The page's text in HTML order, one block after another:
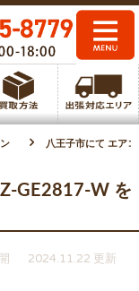
八王子市にて エア
GE2817-W を
2024.11.22 更新